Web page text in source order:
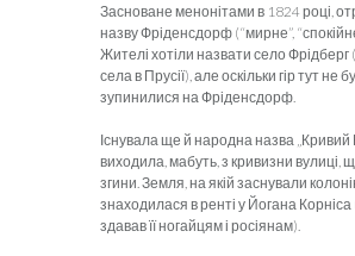
Засноване менонітами в 1824 році,
назву Фріденсдорф (“мирне”,
Жителі хотіли назвати село
села в Прусії), але оскільки гір тут не
зупинилися на Фріденсдорф.
Існувала ще й народна назва „Кривий
виходила, мабуть, з кривизни вулиці,
згини. Земля, на якій заснували
знаходилася в ренті у Йогана Корніса
здавав її ногайцям і росіянам).